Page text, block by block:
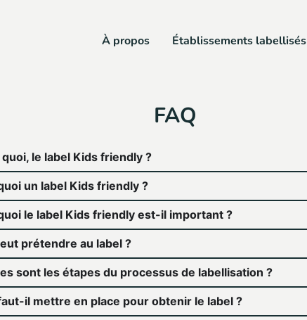
À propos Établissements labellisés
FAQ
quoi, le label Kids friendly ?
un label Kids friendly ?
le label Kids friendly est-il important ?
prétendre au label ?
sont les étapes du processus de labellisation ?
il mettre en place pour obtenir le label ?